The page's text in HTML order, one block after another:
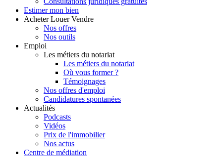
Estimer mon bien
Acheter Louer Vendre
Nos offres
Nos outils
Emploi
Les métiers du notariat
Les métiers du notariat
Où vous former ?
Témoignages
Nos offres d'emploi
Candidatures spontanées
Actualités
Podcasts
Vidéos
Prix de l'immobilier
Nos actus
Centre de médiation